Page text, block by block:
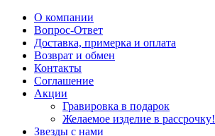
О компании
Вопрос-Ответ
Доставка, примерка и оплата
Возврат и обмен
Контакты
Соглашение
Акции
Гравировка в подарок
Желаемое изделие в рассрочку!
Звезды с нами